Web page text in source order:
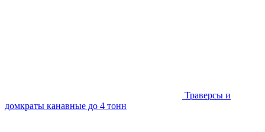
Траверсы и
домкраты канавные до 4 тонн